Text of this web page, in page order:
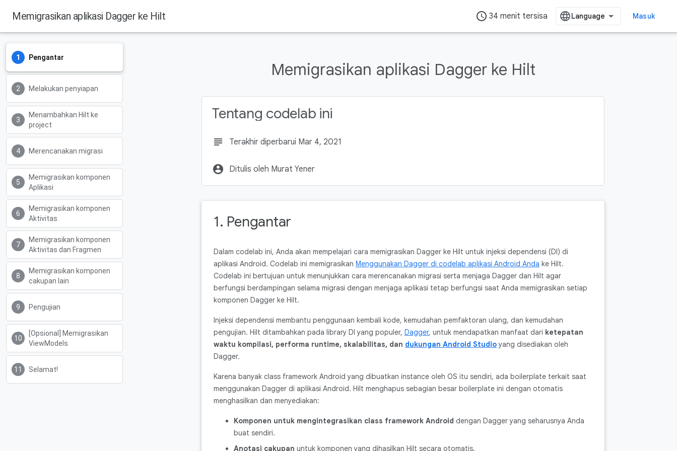
Memigrasikan aplikasi Dagger ke Hilt access_time 34 menit tersisa Masuk
Pengantar
Melakukan penyiapan
Menambahkan Hilt ke
project
Merencanakan migrasi
Memigrasikan komponen
Aplikasi
Memigrasikan komponen
Aktivitas
Memigrasikan komponen
Aktivitas dan Fragmen
Memigrasikan komponen
cakupan lain
Pengujian
[Opsional] Memigrasikan
ViewModels
Selamat!
Memigrasikan aplikasi Dagger ke Hilt
Tentang codelab ini
subject Terakhir diperbarui Mar 4, 2021
account_circle Ditulis oleh Murat Yener
1. Pengantar
Dalam codelab ini, Anda akan mempelajari cara memigrasikan Dagger ke Hilt untuk injeksi dependensi (DI) di
aplikasi Android. Codelab ini memigrasikan Menggunakan Dagger di codelab aplikasi Android Anda ke Hilt.
Codelab ini bertujuan untuk menunjukkan cara merencanakan migrasi serta menjaga Dagger dan Hilt agar
berfungsi berdampingan selama migrasi dengan menjaga aplikasi tetap berfungsi saat Anda memigrasikan setiap
komponen Dagger ke Hilt.
Injeksi dependensi membantu penggunaan kembali kode, kemudahan pemfaktoran ulang, dan kemudahan
pengujian. Hilt ditambahkan pada library DI yang populer, Dagger, untuk mendapatkan manfaat dari ketepatan
waktu kompilasi, performa runtime, skalabilitas, dan dukungan Android Studioyang disediakan oleh
Dagger.
Karena banyak class framework Android yang dibuatkan instance oleh OS itu sendiri, ada boilerplate terkait saat
menggunakan Dagger di aplikasi Android. Hilt menghapus sebagian besar boilerplate ini dengan otomatis
menghasilkan dan menyediakan:
Komponen untuk mengintegrasikan class framework Android dengan Dagger yang seharusnya Anda
buat sendiri.
Anotasi cakupan untuk komponen yang dihasilkan Hilt secara otomatis.